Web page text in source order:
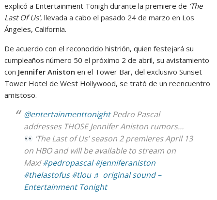
explicó a Entertainment Tonigh durante la premiere de ‘The
Last Of Us’, llevada a cabo el pasado 24 de marzo en Los
Ángeles, California.
De acuerdo con el reconocido histrión, quien festejará su
cumpleaños número 50 el próximo 2 de abril, su avistamiento
con Jennifer Aniston en el Tower Bar, del exclusivo Sunset
Tower Hotel de West Hollywood, se trató de un reencuentro
amistoso.
@entertainmenttonightPedro Pascal
addresses THOSE Jennifer Aniston rumors…
‘The Last of Us’ season 2 premieres April 13
on HBO and will be available to stream on
Max!#pedropascal #jenniferaniston
#thelastofus #tlou ♬ original sound –
Entertainment Tonight